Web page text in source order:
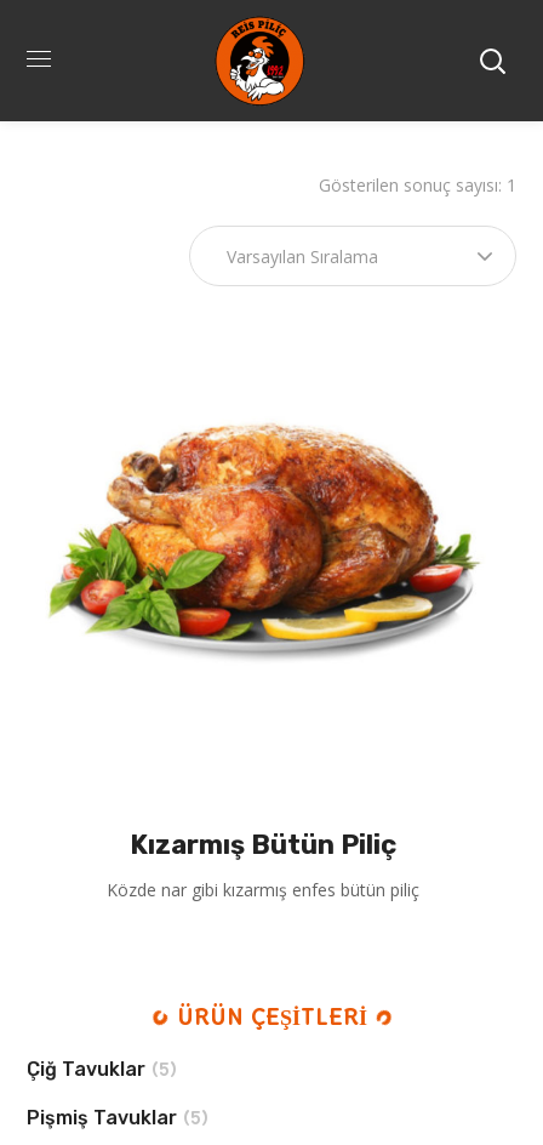
Gösterilen sonuç sayısı: 1
Kızarmış Bütün Piliç
Közde nar gibi kızarmış enfes bütün piliç
ÜRÜN ÇEŞİTLERİ
Çiğ Tavuklar (5)
Pişmiş Tavuklar (5)